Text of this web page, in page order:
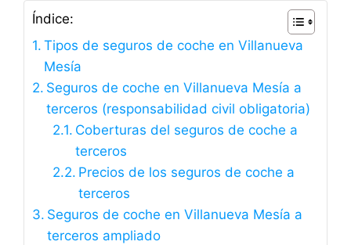
Índice:
Tipos de seguros de coche en Villanueva
Mesía
Seguros de coche en Villanueva Mesía a
terceros (responsabilidad civil obligatoria)
Coberturas del seguros de coche a
terceros
Precios de los seguros de coche a
terceros
Seguros de coche en Villanueva Mesía a
terceros ampliado